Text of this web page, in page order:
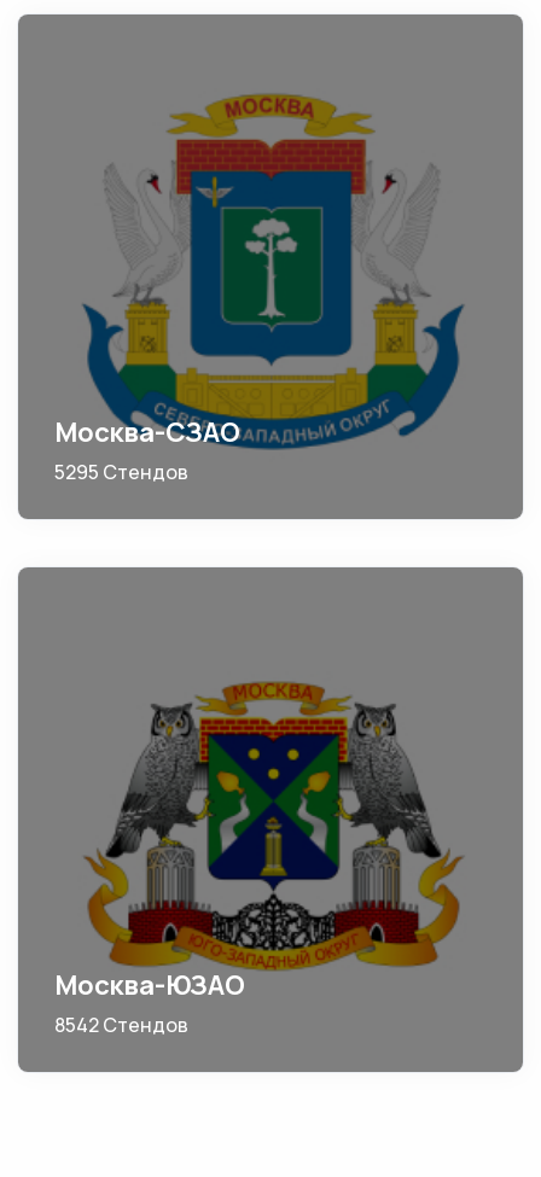
Москва-СЗАО
5295 Стендов
Москва-ЮЗАО
8542 Стендов